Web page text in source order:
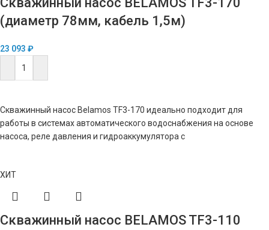
(диаметр 78мм, кабель 1,5м)
23 093 ₽
Скважинный насос Belamos TF3-170 идеально подходит для
работы в системах автоматического водоснабжения на основе
насоса, реле давления и гидроаккумулятора с
ХИТ
Скважинный насос BELAMOS TF3-110